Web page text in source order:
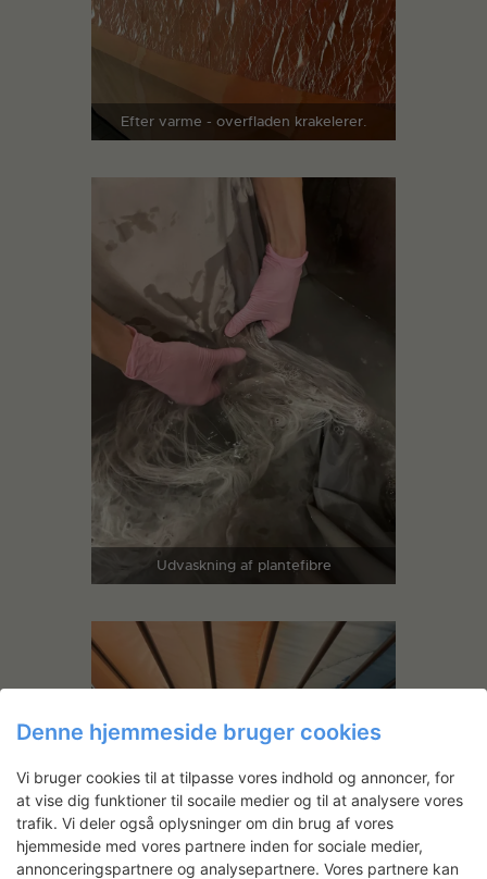
Efter varme - overfladen krakelerer.
Udvaskning af plantefibre
Denne hjemmeside bruger cookies
Vi bruger cookies til at tilpasse vores indhold og annoncer, for
at vise dig funktioner til socaile medier og til at analysere vores
trafik. Vi deler også oplysninger om din brug af vores
hjemmeside med vores partnere inden for sociale medier,
annonceringspartnere og analysepartnere. Vores partnere kan